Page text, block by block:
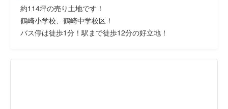
約114坪の売り土地です！
鶴崎小学校、鶴崎中学校区！
バス停は徒歩1分！駅まで徒歩12分の好立地！